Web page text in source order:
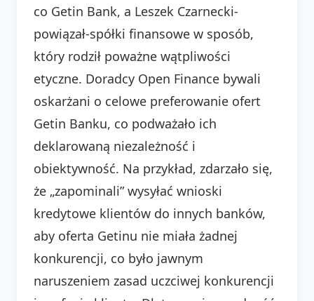
co Getin Bank, a Leszek Czarnecki-
powiązał-spółki finansowe w sposób,
który rodził poważne wątpliwości
etyczne. Doradcy Open Finance bywali
oskarżani o celowe preferowanie ofert
Getin Banku, co podważało ich
deklarowaną niezależność i
obiektywność. Na przykład, zdarzało się,
że „zapominali” wysyłać wnioski
kredytowe klientów do innych banków,
aby oferta Getinu nie miała żadnej
konkurencji, co było jawnym
naruszeniem zasad uczciwej konkurencji